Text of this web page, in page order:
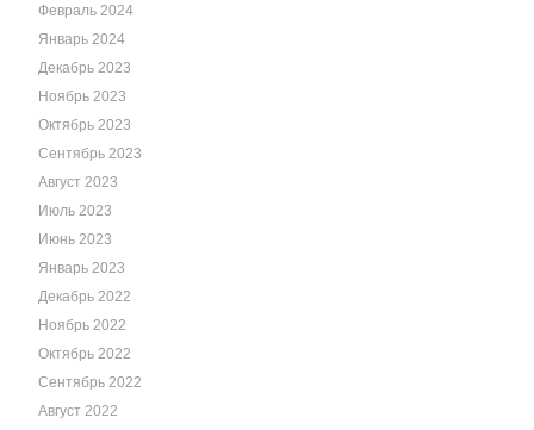
Февраль 2024
Январь 2024
Декабрь 2023
Ноябрь 2023
Октябрь 2023
Сентябрь 2023
Август 2023
Июль 2023
Июнь 2023
Январь 2023
Декабрь 2022
Ноябрь 2022
Октябрь 2022
Сентябрь 2022
Август 2022